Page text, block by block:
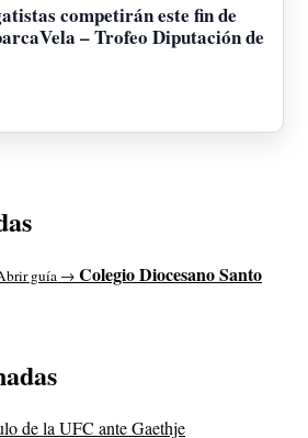
competirán este fin de
– Trofeo Diputación de
guía → Colegio Diocesano Santo